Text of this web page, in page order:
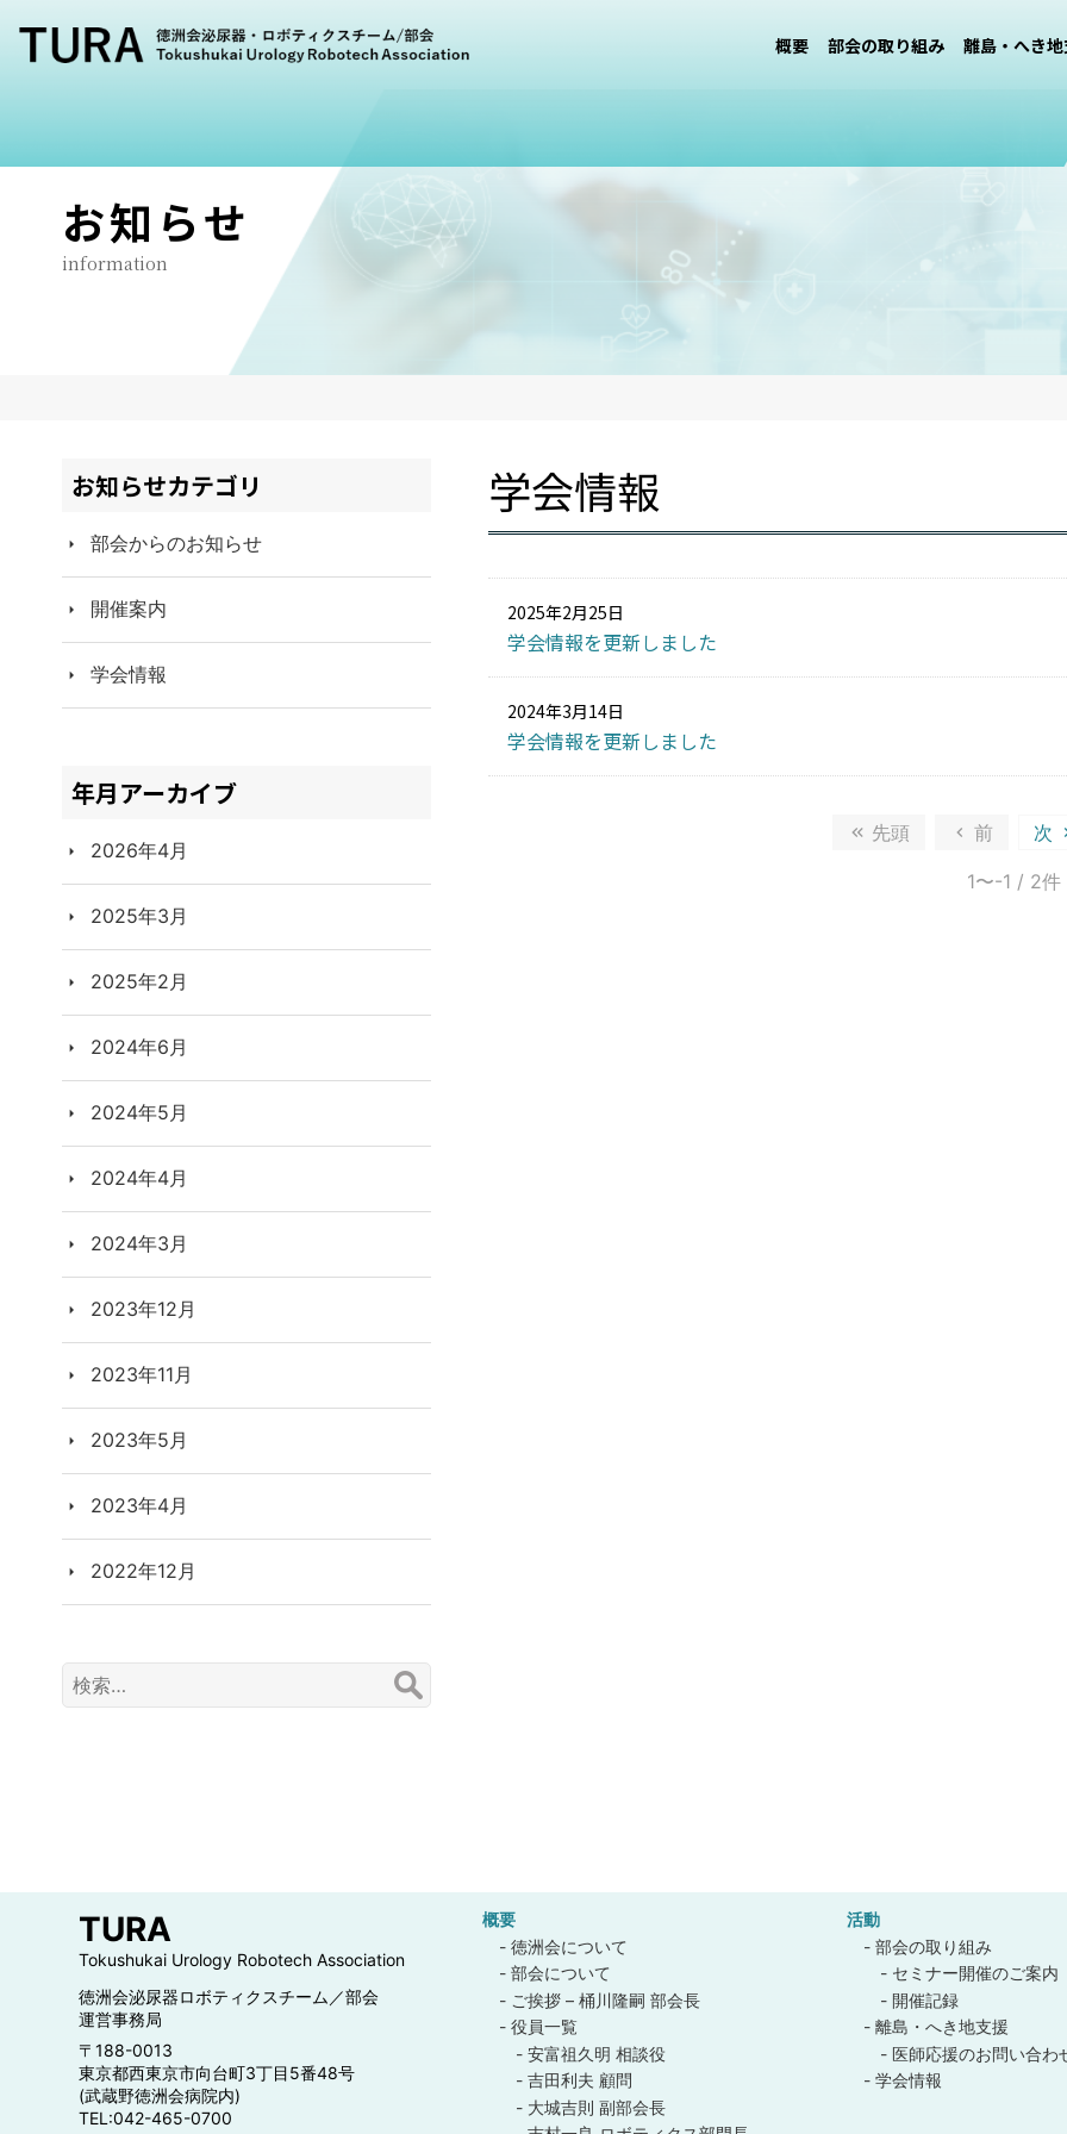
概要 部会の取り組み 離島・へき
お知らせ
information
学会情報
学会情報を更新しました
2025年2月25日
学会情報を更新しました
2024年3月14日
先頭 前 次
1〜-1 / 2件
お知らせカテゴリ
部会からのお知らせ
開催案内
学会情報
年月アーカイブ
2026年4月
2025年3月
2025年2月
2024年6月
2024年5月
2024年4月
2024年3月
2023年12月
2023年11月
2023年5月
2023年4月
2022年12月
検
索:
TURA
Tokushukai Urology Robotech Association
徳洲会泌尿器ロボティクスチーム／部会
運営事務局
〒188-0013
東京都西東京市向台町3丁目5番48号
(武蔵野徳洲会病院内)
TEL:042-465-0700
概要
徳洲会について
部会について
ご挨拶 – 桶川隆嗣 部会長
役員一覧
安富祖久明 相談役
吉田利夫 顧問
大城吉則 副部会長
活動
部会の取り組み
セミナー開催のご案内
開催記録
離島・へき地支援
医師応援のお問い合わ
学会情報